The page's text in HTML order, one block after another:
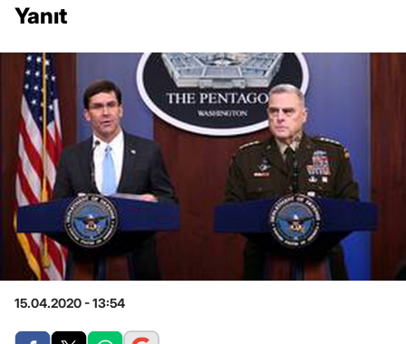
Yanıt
15.04.2020 - 13:54